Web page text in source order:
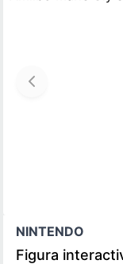
NINTENDO
Figura